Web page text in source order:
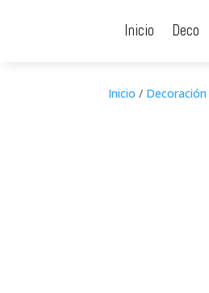
Inicio Deco
Inicio / Decoración